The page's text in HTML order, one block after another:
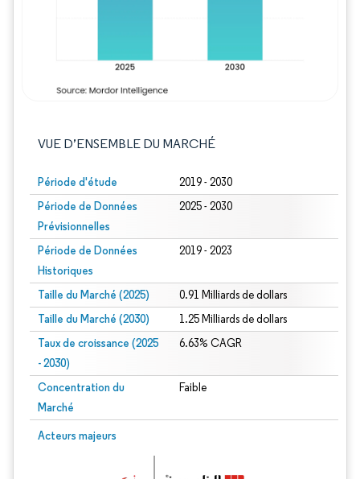
VUE D’ENSEMBLE DU MARCHÉ
Période d'étude 2019 - 2030
Période de Données
Prévisionnelles
2025 - 2030
Période de Données
Historiques
2019 - 2023
Taille du Marché (2025) 0.91 Milliards de dollars
Taille du Marché (2030) 1.25 Milliards de dollars
Taux de croissance (2025
- 2030)
6.63% CAGR
Concentration du
Marché
Faible
Acteurs majeurs
Image © Mordor Intelligence. La réutilisation nécessite une attribution sous CC